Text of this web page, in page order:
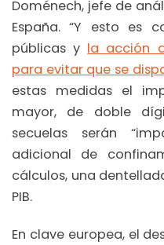
Doménech, jefe de
España. “Y esto es
públicas y la acción
para evitar que se
estas medidas el
mayor, de doble
secuelas serán
adicional de
cálculos, una
PIB.
En clave europea, el